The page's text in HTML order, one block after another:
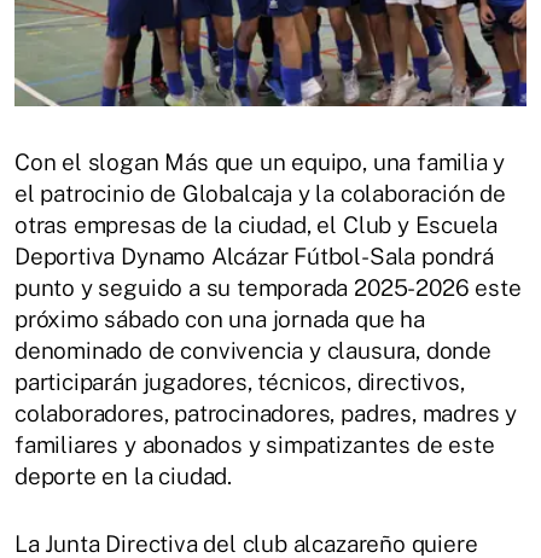
Con el slogan Más que un equipo, una familia y
el patrocinio de Globalcaja y la colaboración de
otras empresas de la ciudad, el Club y Escuela
Deportiva Dynamo Alcázar Fútbol-Sala pondrá
punto y seguido a su temporada 2025-2026 este
próximo sábado con una jornada que ha
denominado de convivencia y clausura, donde
participarán jugadores, técnicos, directivos,
colaboradores, patrocinadores, padres, madres y
familiares y abonados y simpatizantes de este
deporte en la ciudad.
La Junta Directiva del club alcazareño quiere